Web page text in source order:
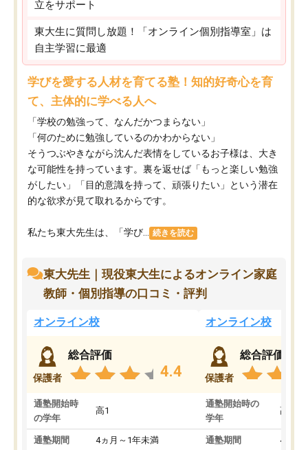
立をサポート
東大生に質問し放題！「オンライン個別指導室」は
自主学習に最適
学びを愛する人材を育てる塾！知的好奇心を育
て、主体的に学べる人へ
「学校の勉強って、なんだかつまらない」
「何のために勉強しているのかわからない」
そうつぶやきながら沈んだ表情をしているお子様は、大き
な可能性を持っています。裏を返せば「もっと楽しい勉強
がしたい」「目的意識を持って、頑張りたい」という潜在
的な欲求が見て取れるからです。
私たち東大先生は、「学び... 続きを読む
東大先生｜現役東大生によるオンライン家庭
教師・個別指導の口コミ・評判
オンライン校
保護者
総合評価
4.4
通塾開始時
の学年
高1
通塾期間 4ヵ月～1年未満
オンライン校
保護者
総合評価
通塾開始時の
学年
高3
通塾期間 4ヵ月